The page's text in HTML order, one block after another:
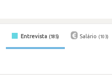
Entrevista (185) Salário (103)